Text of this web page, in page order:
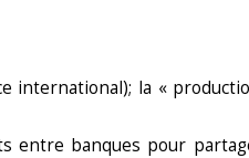
international); la «
entre banques pour